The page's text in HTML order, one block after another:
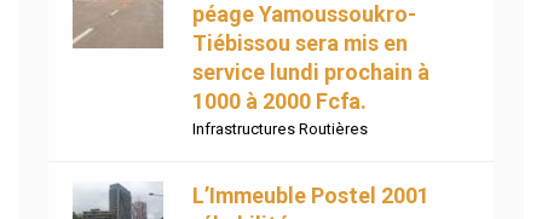
péage Yamoussoukro-
Tiébissou sera mis en
service lundi prochain à
1000 à 2000 Fcfa.
Infrastructures Routières
L’Immeuble Postel 2001